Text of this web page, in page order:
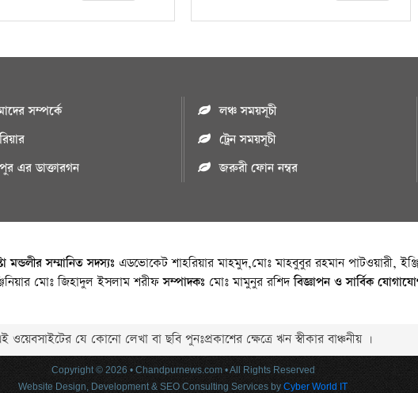
সম্পর্কে
এর ডাক্তারগন
লঞ্চ সময়সূচী
ট্রেন সময়সূচী
জরুরী ফোন নম্বর
মন্ডলীর সম্মানিত সদস্যঃ এডভোকেট শাহরিয়ার মাহমুদ,মোঃ মাহবুবুর রহমান পাটওয়ারী,
মোঃ জিহাদুল ইসলাম শরীফসম্পাদকঃ মোঃ মামুনুর রশিদবিজ্ঞাপন ও সার্বিক
ওয়েবসাইটের যে কোনো লেখা বা ছবি পুনঃপ্রকাশের ক্ষেত্রে ঋন স্বীকার বাঞ্চনীয় ।
Copyright © 2026 • Chandpurnews.com • All Rights Reserved
Website Design, Development & SEO Consulting Services by Cyber World IT